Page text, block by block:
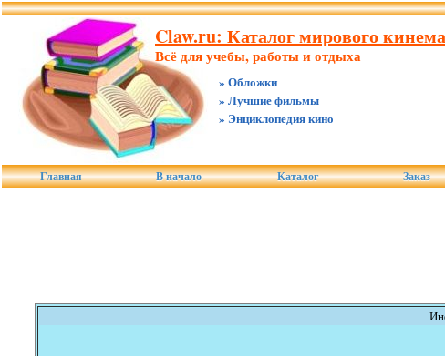
Claw.ru: Каталог мирового
Всё для учебы, работы и отдыха
» Обложки
» Лучшие фильмы
» Энциклопедия кино
Главная В начало Каталог Заказ